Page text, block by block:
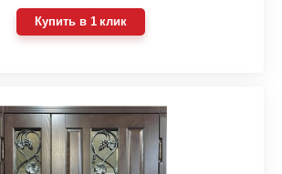
Купить в 1 клик